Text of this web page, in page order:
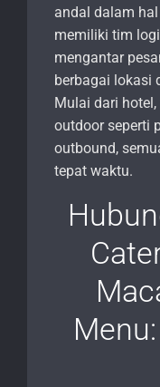
andal dalam
memiliki tim
mengantar
berbagai lokasi
Mulai dari
outdoor seperti
outbound,
tepat waktu.
Menu: